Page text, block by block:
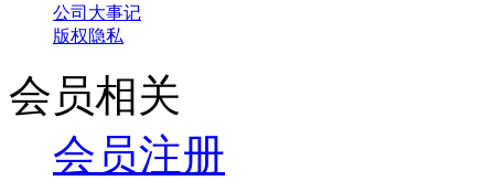
公司大事记
版权隐私
会员相关
会员注册